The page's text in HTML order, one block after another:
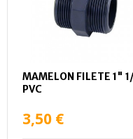
MAMELON FILETE 1"
PVC
3,50 €